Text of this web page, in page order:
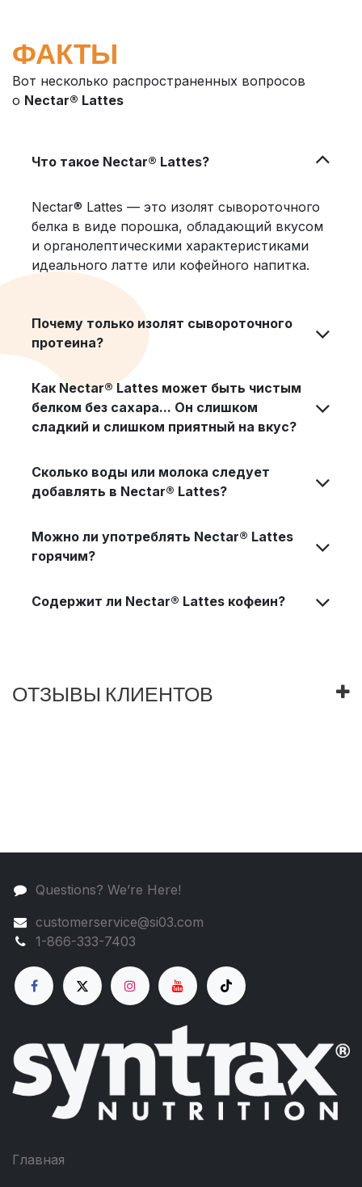
Что такое Nectar® Lattes?
Nectar® Lattes — это изолят сывороточного
белка в виде порошка, обладающий вкусом
и органолептическими характеристиками
идеального латте или кофейного напитка.
Почему только изолят сывороточного
протеина?
Как Nectar® Lattes может быть чистым
белком без сахара... Он слишком
сладкий и слишком приятный на вкус?
Сколько воды или молока следует
добавлять в Nectar® Lattes?
Можно ли употреблять Nectar® Lattes
горячим?
Содержит ли Nectar® Lattes кофеин?
ФАКТЫ
Вот несколько распространенных вопросов
о Nectar® Lattes
ОТЗЫВЫ КЛИЕНТОВ
Questions? We’re Here!
customerservice@si03.com
1-866-333-7403
Главная